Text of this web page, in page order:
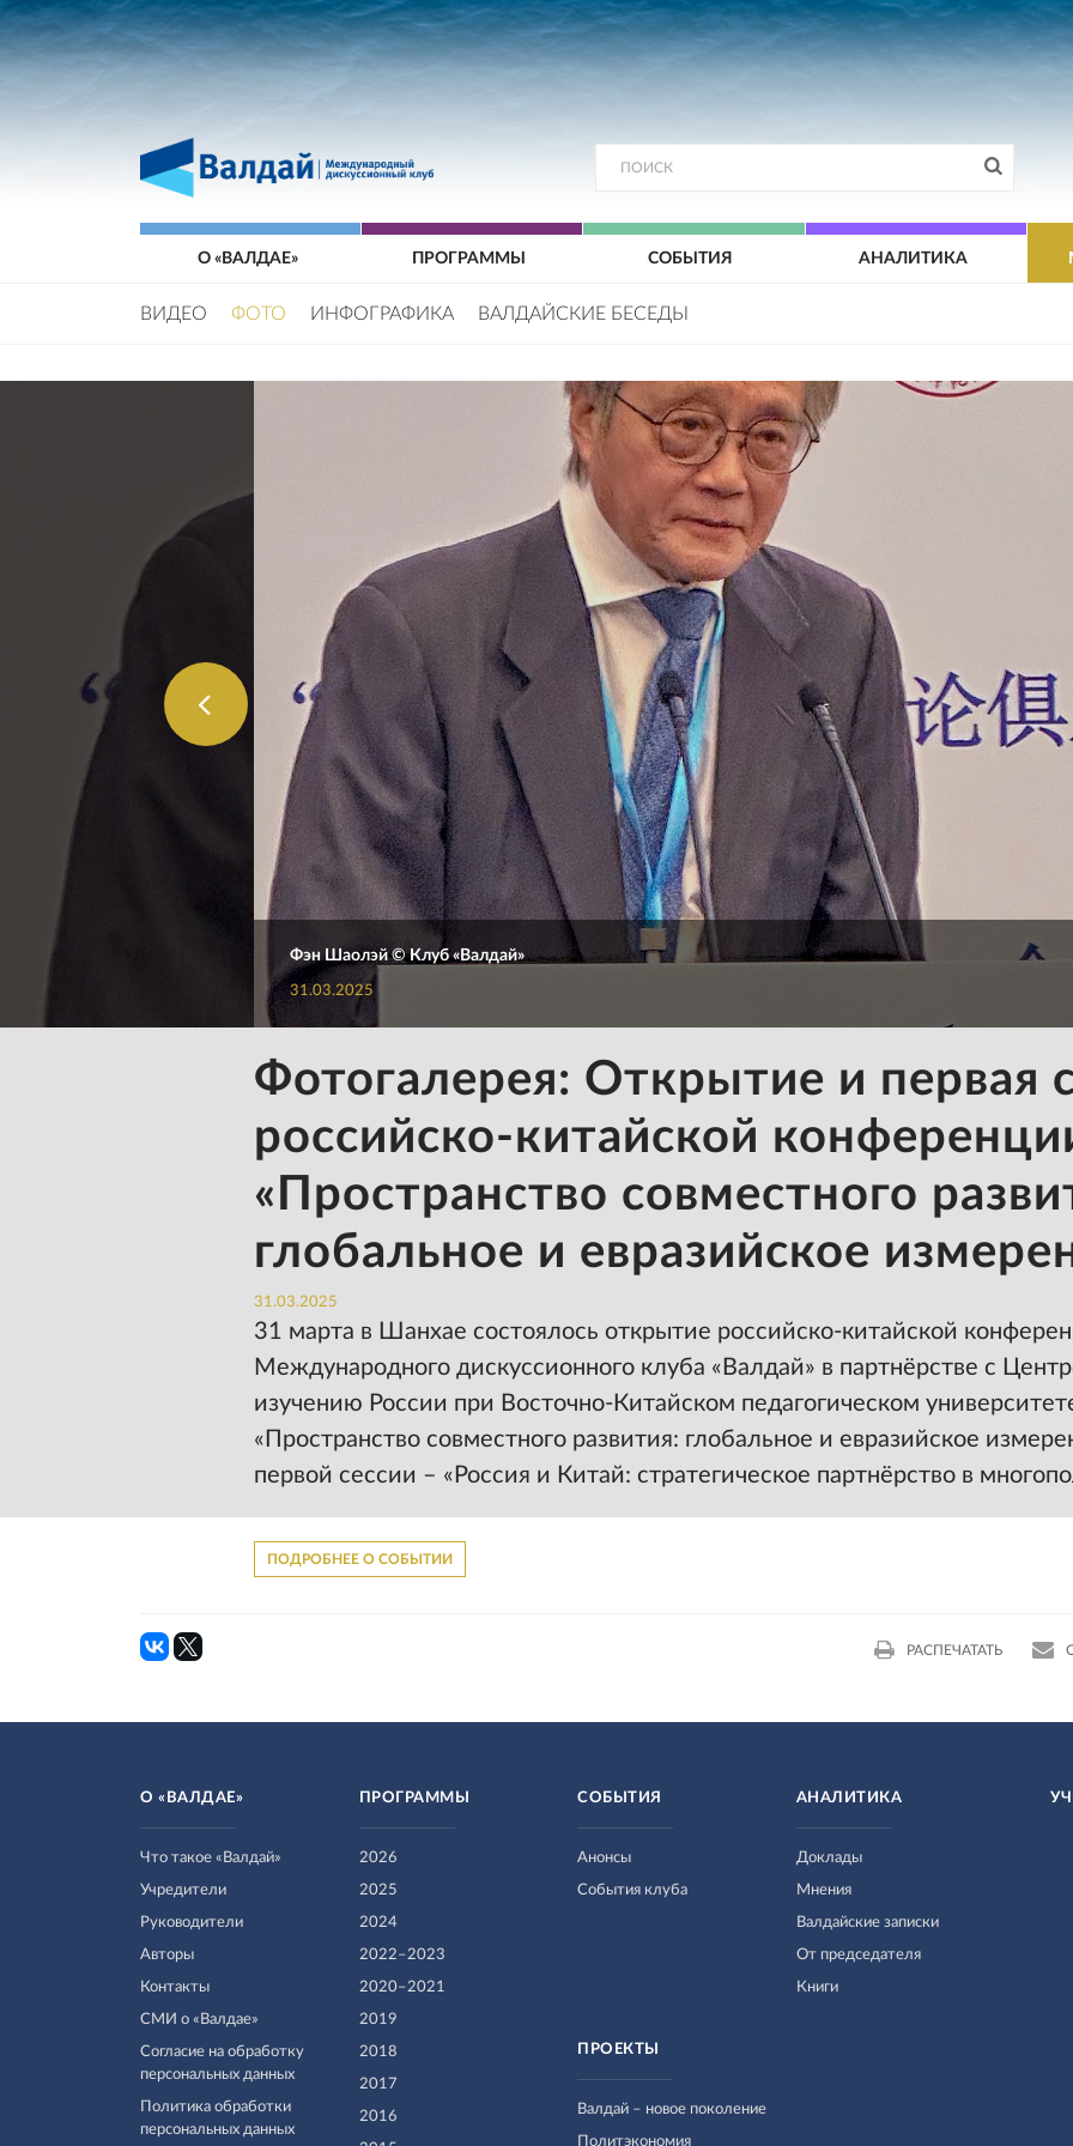
О «ВАЛДАЕ» ПРОГРАММЫ СОБЫТИЯ АНАЛИТИКА
ВИДЕО ФОТО ИНФОГРАФИКА ВАЛДАЙСКИЕ БЕСЕДЫ
Фэн Шаолэй © Клуб «Валдай»
31.03.2025
Фотогалерея: Открытие и первая
российско-китайской
«Пространство совместного
глобальное и евразийское
31.03.2025
31 марта в Шанхае состоялось открытие российско-китайской
Международного дискуссионного клуба «Валдай» в партнёрстве с
изучению России при Восточно-Китайском педагогическом
«Пространство совместного развития: глобальное и евразийское
первой сессии – «Россия и Китай: стратегическое партнёрство в
ПОДРОБНЕЕ О СОБЫТИИ
РАСПЕЧАТАТЬ
О «ВАЛДАЕ»
Что такое «Валдай»
Учредители
Руководители
Авторы
Контакты
СМИ о «Валдае»
Согласие на обработку
персональных данных
Политика обработки
персональных данных
ПРОГРАММЫ
2026
2025
2024
2022–2023
2020–2021
2019
2018
2017
2016
СОБЫТИЯ
Анонсы
События клуба
ПРОЕКТЫ
Валдай – новое поколение
Политэкономия
АНАЛИТИКА
Доклады
Мнения
Валдайские записки
От председателя
Книги